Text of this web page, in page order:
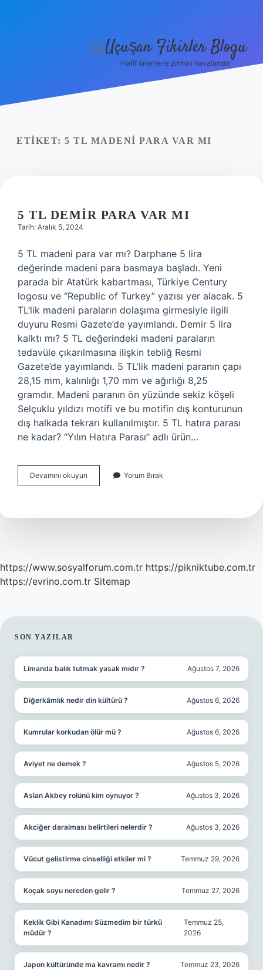
Yasal Uyarı
menüyü
Uçuşan Fikirler Blogu
Hafif önerilerle zihnini havalandır!
ETIKET: 5 TL MADENI PARA VAR MI
5 TL DEMIR PARA VAR MI
Tarih: Aralık 5, 2024
5 TL madeni para var mı? Darphane 5 lira
değerinde madeni para basmaya başladı. Yeni
parada bir Atatürk kabartması, Türkiye Century
logosu ve “Republic of Turkey” yazısı yer alacak. 5
TL’lik madeni paraların dolaşıma girmesiyle ilgili
duyuru Resmi Gazete’de yayımlandı. Demir 5 lira
kalktı mı? 5 TL değerindeki madeni paraların
tedavüle çıkarılmasına ilişkin tebliğ Resmi
Gazete’de yayımlandı. 5 TL’lik madeni paranın çapı
28,15 mm, kalınlığı 1,70 mm ve ağırlığı 8,25
gramdır. Madeni paranın ön yüzünde sekiz köşeli
Selçuklu yıldızı motifi ve bu motifin dış konturunun
dış halkada tekrarı kullanılmıştır. 5 TL hatıra parası
ne kadar? “Yılın Hatıra Parası” adlı ürün…
Devamını okuyun
Tl
Var
Yorum Bırak
https://www.sosyalforum.com.tr https://pikniktube.com.tr
https://evrino.com.tr Sitemap
SIDEBAR
SON YAZILAR
Limanda balık tutmak yasak mıdır ? Ağustos 7, 2026
Diğerkâmlık nedir din kültürü ? Ağustos 6, 2026
Kumrular korkudan ölür mü ? Ağustos 6, 2026
Aviyet ne demek ? Ağustos 5, 2026
Aslan Akbey rolünü kim oynuyor ? Ağustos 3, 2026
Akciğer daralması belirtileri nelerdir ? Ağustos 3, 2026
Vücut gelistirme cinselliği etkiler mi ? Temmuz 29, 2026
Koçak soyu nereden gelir ? Temmuz 27, 2026
Keklik Gibi Kanadımı Süzmedim bir türkü
müdür ?
Temmuz 25,
2026
Japon kültüründe ma kavramı nedir ? Temmuz 23, 2026